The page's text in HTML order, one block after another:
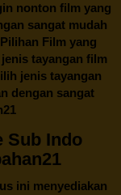
nonton film yang
sangat mudah
Film yang
tayangan film
jenis tayangan
dengan sangat
Sub Indo
ini menyediakan